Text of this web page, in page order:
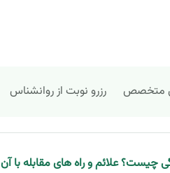
متخصص رزرو نوبت از روانشناس
چیست؟ علائم و راه های مقابله با آن